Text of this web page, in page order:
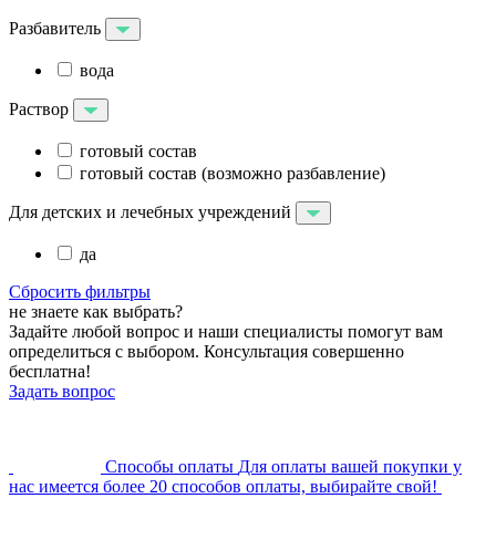
Разбавитель
вода
Раствор
готовый состав
готовый состав (возможно разбавление)
Для детских и лечебных учреждений
да
Сбросить фильтры
не знаете как выбрать?
Задайте любой вопрос и наши специалисты помогут вам
определиться с выбором. Консультация совершенно
бесплатна!
Задать вопрос
Cпособы оплаты Для оплаты вашей покупки у
нас имеется более 20 способов оплаты, выбирайте свой!